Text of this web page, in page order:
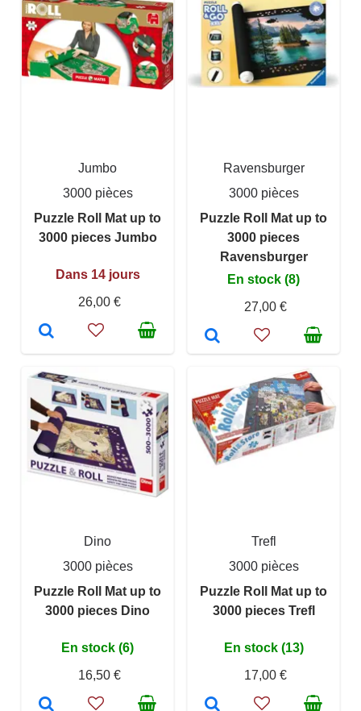
Jumbo
3000 pièces
Puzzle Roll Mat up to
3000 pieces Jumbo
Dans 14 jours
26,00 €
Ravensburger
3000 pièces
Puzzle Roll Mat up to
3000 pieces
Ravensburger
En stock (8)
27,00 €
Dino
3000 pièces
Puzzle Roll Mat up to
3000 pieces Dino
En stock (6)
16,50 €
Trefl
3000 pièces
Puzzle Roll Mat up to
3000 pieces Trefl
En stock (13)
17,00 €